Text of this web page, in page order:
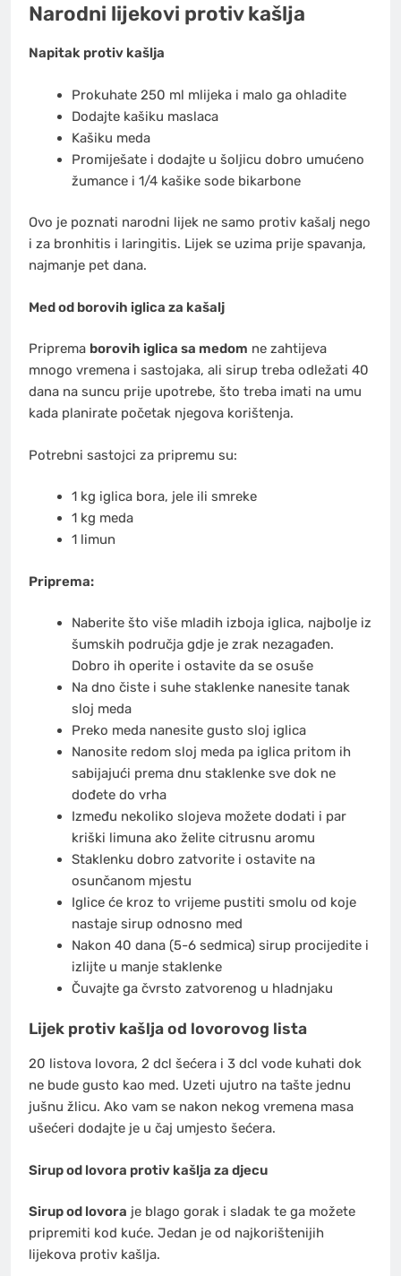
Narodni lijekovi protiv kašlja
Napitak protiv kašlja
Prokuhate 250 ml mlijeka i malo ga ohladite
Dodajte kašiku maslaca
Kašiku meda
Promiješate i dodajte u šoljicu dobro umućeno
žumance i 1/4 kašike sode bikarbone
Ovo je poznati narodni lijek ne samo protiv kašalj nego
i za bronhitis i laringitis. Lijek se uzima prije spavanja,
najmanje pet dana.
Med od borovih iglica za kašalj
Priprema borovih iglica sa medom ne zahtijeva
mnogo vremena i sastojaka, ali sirup treba odležati 40
dana na suncu prije upotrebe, što treba imati na umu
kada planirate početak njegova korištenja.
Potrebni sastojci za pripremu su:
1 kg iglica bora, jele ili smreke
1 kg meda
1 limun
Priprema:
Naberite što više mladih izboja iglica, najbolje iz
šumskih područja gdje je zrak nezagađen.
Dobro ih operite i ostavite da se osuše
Na dno čiste i suhe staklenke nanesite tanak
sloj meda
Preko meda nanesite gusto sloj iglica
Nanosite redom sloj meda pa iglica pritom ih
sabijajući prema dnu staklenke sve dok ne
dođete do vrha
Između nekoliko slojeva možete dodati i par
kriški limuna ako želite citrusnu aromu
Staklenku dobro zatvorite i ostavite na
osunčanom mjestu
Iglice će kroz to vrijeme pustiti smolu od koje
nastaje sirup odnosno med
Nakon 40 dana (5-6 sedmica) sirup procijedite i
izlijte u manje staklenke
Čuvajte ga čvrsto zatvorenog u hladnjaku
Lijek protiv kašlja od lovorovog lista
20 listova lovora, 2 dcl šećera i 3 dcl vode kuhati dok
ne bude gusto kao med. Uzeti ujutro na tašte jednu
jušnu žlicu. Ako vam se nakon nekog vremena masa
ušećeri dodajte je u čaj umjesto šećera.
Sirup od lovora protiv kašlja za djecu
Sirup od lovora je blago gorak i sladak te ga možete
pripremiti kod kuće. Jedan je od najkorištenijih
lijekova protiv kašlja.